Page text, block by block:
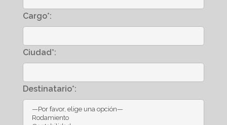
Cargo*:
Ciudad*:
Destinatario*: